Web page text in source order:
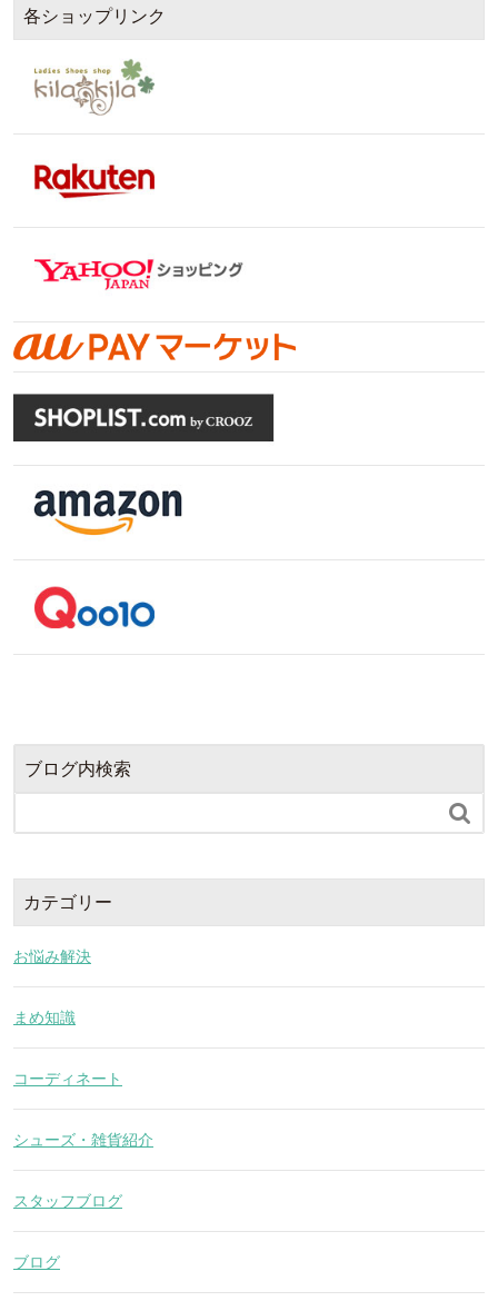
各ショップリンク
ブログ内検索

カテゴリー
お悩み解決
まめ知識
コーディネート
シューズ・雑貨紹介
スタッフブログ
ブログ